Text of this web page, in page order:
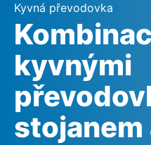
Řešení
Ke stažení
Servis
Společnost
Evropa
Asie a Pacifik
Severní
Kyvná převodovka
kyvnými
stojanem